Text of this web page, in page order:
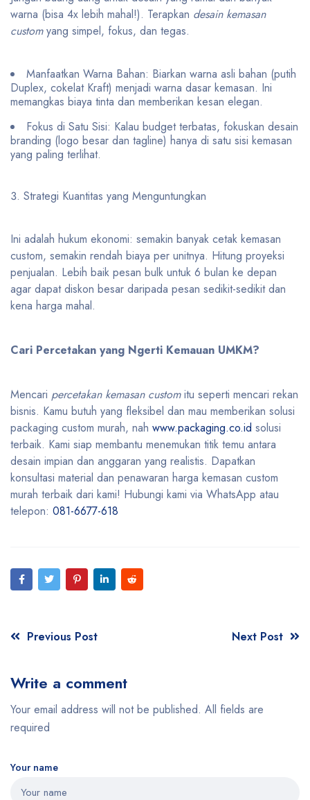
warna (bisa 4x lebih mahal!). Terapkan desain kemasan
customyang simpel, fokus, dan tegas.
Manfaatkan Warna Bahan: Biarkan warna asli bahan (putih
Duplex, cokelat Kraft) menjadi warna dasar kemasan. Ini
memangkas biaya tinta dan memberikan kesan elegan.
Fokus di Satu Sisi: Kalau budget terbatas, fokuskan desain
branding (logo besar dan tagline) hanya di satu sisi kemasan
yang paling terlihat.
Strategi Kuantitas yang Menguntungkan
Ini adalah hukum ekonomi: semakin banyak cetak kemasan
custom, semakin rendah biaya per unitnya. Hitung proyeksi
penjualan. Lebih baik pesan bulk untuk 6 bulan ke depan
agar dapat diskon besar daripada pesan sedikit-sedikit dan
kena harga mahal.
Cari Percetakan yang Ngerti Kemauan UMKM?
Mencari percetakan kemasan customitu seperti mencari rekan
bisnis. Kamu butuh yang fleksibel dan mau memberikan solusi
packaging custom murah, nah www.packaging.co.id solusi
terbaik. Kami siap membantu menemukan titik temu antara
desain impian dan anggaran yang realistis. Dapatkan
konsultasi material dan penawaran harga kemasan custom
murah terbaik dari kami! Hubungi kami via WhatsApp atau
telepon: 081-6677-618
Previous Post Next Post
Write a comment
Your email address will not be published. All fields are
required
Your name